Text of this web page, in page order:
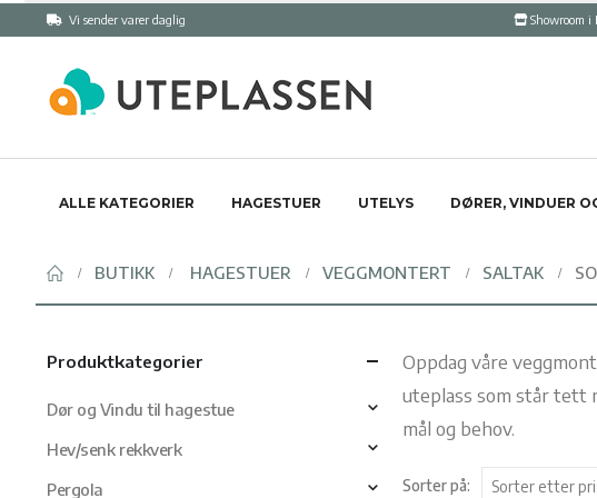
Vi sender varer daglig Showroom i
ALLE KATEGORIER HAGESTUER UTELYS DØRER, VINDUER
BUTIKK HAGESTUER VEGGMONTERT SALTAK
Oppdag våre
uteplass som står tett
mål og behov.
Sorter på:
Produktkategorier
Dør og Vindu til hagestue
Hev/senk rekkverk
Pergola